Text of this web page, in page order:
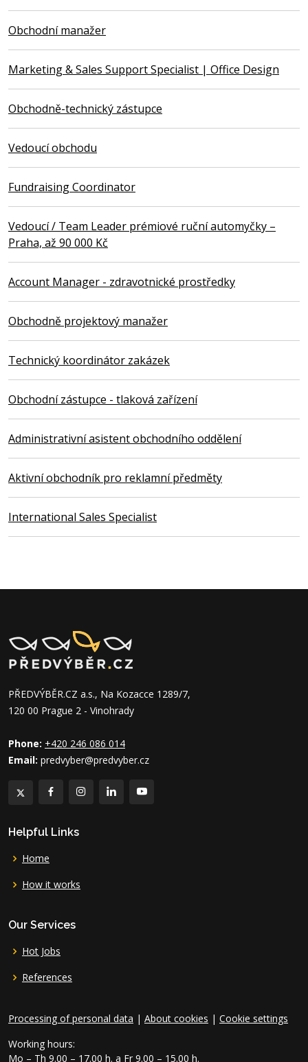
Obchodní manažer
Marketing & Sales Support Specialist | Office Design
Obchodně-technický zástupce
Vedoucí obchodu
Fundraising Coordinator
Vedoucí / Team Leader prémiové ruční automyčky –
Praha, až 90 000 Kč
Account Manager - zdravotnické prostředky
Obchodně projektový manažer
Technický koordinátor zakázek
Obchodní zástupce - tlaková zařízení
Administrativní asistent obchodního oddělení
Aktivní obchodník pro reklamní předměty
International Sales Specialist
PŘEDVÝBĚR.CZ a.s., Na Kozacce 1289/7,
120 00 Prague 2 - Vinohrady
Phone: +420 246 086 014
Email: predvyber@predvyber.cz
Helpful Links
Home
How it works
Our Services
Hot Jobs
References
Processing of personal data | About cookies | Cookie settings
Working hours:
Mo – Th 9.00 – 17.00 h. a Fr 9.00 – 15.00 h.